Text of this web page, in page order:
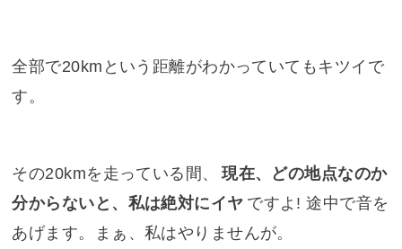
全部で20kmという距離がわかっていてもキツイで
す。
その20kmを走っている間、
現在、どの地点なのか
分からないと、私は絶対にイヤ ですよ! 途中で音を
あげます。まぁ、私はやりませんが。